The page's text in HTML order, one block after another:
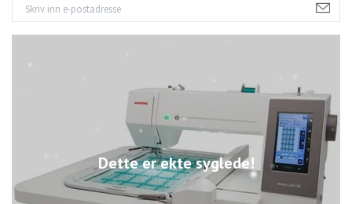
Dette er ekte syglede!